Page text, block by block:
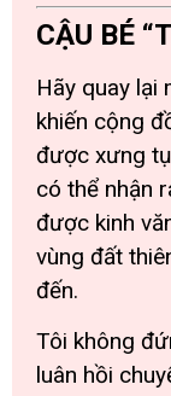
CẬU BÉ
Hãy quay lại
khiến cộng
được xưng
có thể nhận
được kinh
vùng đất
đến.
Tôi không
luân hồi